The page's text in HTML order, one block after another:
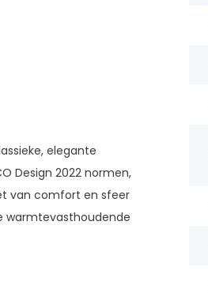
elegante
Design 2022 normen,
van comfort en sfeer
warmtevasthoudende